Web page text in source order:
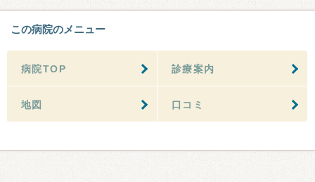
この病院のメニュー
病院TOP 診療案内
地図 口コミ